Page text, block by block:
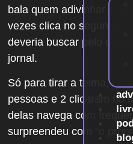
bala quem adivinhar o
vezes clica no segundo
deveria buscar pelo
jornal.
Só para tirar a teima, fiz
pessoas e 2 clicaram no
delas navega com
surpreendeu com “o